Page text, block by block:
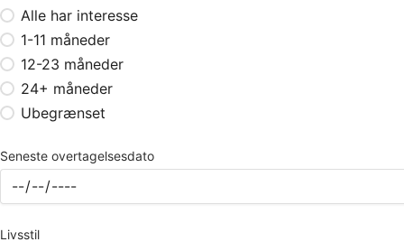
Alle har interesse
1-11 måneder
12-23 måneder
24+ måneder
Ubegrænset
Seneste overtagelsesdato
Livsstil